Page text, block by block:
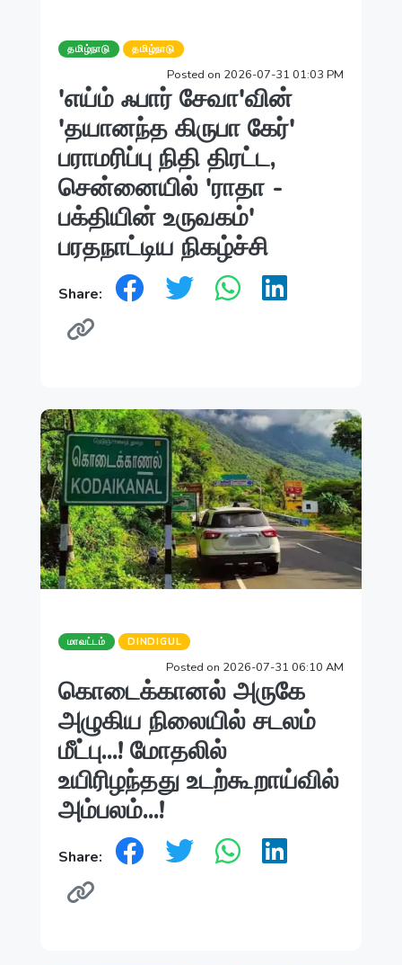
தமிழ்நாடு தமிழ்நாடு
Posted on 2026-07-31 01:03 PM
'எய்ம் ஃபார் சேவா'வின்
'தயானந்த கிருபா கேர்'
பராமரிப்பு நிதி திரட்ட,
சென்னையில் 'ராதா -
பக்தியின் உருவகம்'
பரதநாட்டிய நிகழ்ச்சி
Share:
மாவட்டம் DINDIGUL
Posted on 2026-07-31 06:10 AM
கொடைக்கானல் அருகே
அழுகிய நிலையில் சடலம்
மீட்பு...! மோதலில்
உயிரிழந்தது உடற்கூறாய்வில்
அம்பலம்...!
Share: